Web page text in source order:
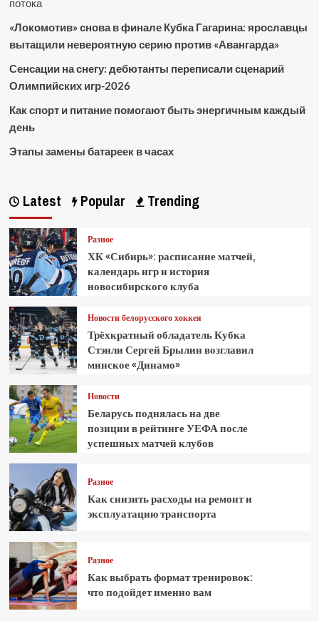
потока
«Локомотив» снова в финале Кубка Гагарина: ярославцы
вытащили невероятную серию против «Авангарда»
Сенсации на снегу: дебютанты переписали сценарий
Олимпийских игр-2026
Как спорт и питание помогают быть энергичным каждый
день
Этапы замены батареек в часах
Latest Popular Trending
Разное
ХК «Сибирь»: расписание матчей,
календарь игр и история
новосибирского клуба
Новости белорусского хоккея
Трёхкратный обладатель Кубка
Стэнли Сергей Брылин возглавил
минское «Динамо»
Новости
Беларусь поднялась на две
позиции в рейтинге УЕФА после
успешных матчей клубов
Разное
Как снизить расходы на ремонт и
эксплуатацию транспорта
Разное
Как выбрать формат тренировок:
что подойдет именно вам